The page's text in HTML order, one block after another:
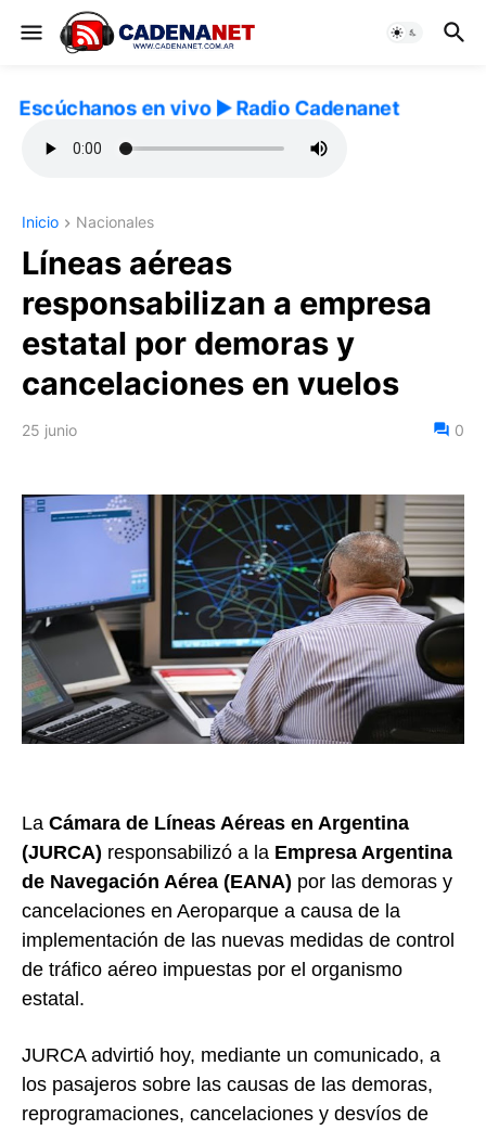
Escúchanos en vivo ▶️ Radio Cadenanet
Inicio Nacionales
Líneas aéreas
responsabilizan a empresa
estatal por demoras y
cancelaciones en vuelos
25 junio 0
La Cámara de Líneas Aéreas en Argentina
(JURCA) responsabilizó a la Empresa Argentina
de Navegación Aérea (EANA) por las demoras y
cancelaciones en Aeroparque a causa de la
implementación de las nuevas medidas de control
de tráfico aéreo impuestas por el organismo
estatal.
JURCA advirtió hoy, mediante un comunicado, a
los pasajeros sobre las causas de las demoras,
reprogramaciones, cancelaciones y desvíos de